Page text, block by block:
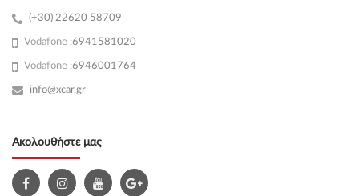
(+30) 22620 58709
Vodafone :6941581020
Vodafone :6946001764
info@xcar.gr
Ακολουθήστε μας